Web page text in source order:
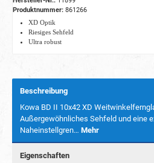
Produktnummer: 861266
XD Optik
Riesiges Sehfeld
Ultra robust
Beschreibung
Kowa BD II 10x42 XD
Außergewöhnliches Sehfeld und eine
Naheinstellgren… Mehr
Eigenschaften